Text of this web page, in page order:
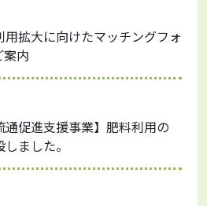
拡大に向けたマッチングフォ
内
通促進支援事業】肥料利用の
ました。